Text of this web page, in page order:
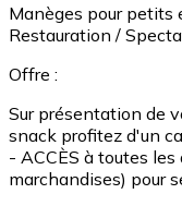
Manèges pour petits
Restauration /
Offre :
Sur présentation de
snack profitez d'un
- ACCÈS à toutes
marchandises) pour